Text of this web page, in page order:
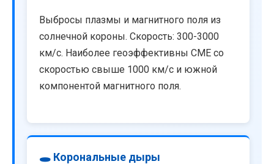
Выбросы плазмы и магнитного поля из
солнечной короны. Скорость: 300-3000
км/с. Наиболее геоэффективны CME со
скоростью свыше 1000 км/с и южной
компонентой магнитного поля.
🕳️ Корональные дыры